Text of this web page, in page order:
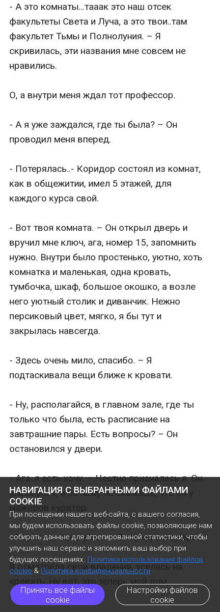
НАВИГАЦИЯ С ВЫБРАННЫМИ ФАЙЛАМИ
COOKIE
При посещении нашего веб-сайта, с вашего согласия,
мы будем использовать файлы cookie, позволяющие нам
собирать данные для агрегированной статистики, чтобы
улучшить наш сервис и запомнить ваш выбор при
будущих посещениях. Политика использования файлов
cookie & Политика конфиденциальности
Принять все файлы
cookie
Настройки файлов
cookie
- А это комнаты...тааак это наш отсек
факультеты Света и Луча, а это твои..там
факультет Тьмы и Полнолуния. – Я
скривилась, эти названия мне совсем не
нравились.
О, а внутри меня ждал тот профессор.
- А я уже заждался, где ты была? – Он
проводил меня вперед.
- Потерялась..- Коридор состоял из комнат,
как в общежитии, имел 5 этажей, для
каждого курса свой.
- Вот твоя комната. – Он открыл дверь и
вручил мне ключ, ага, номер 15, запомнить
нужно. Внутри было простенько, уютно, хоть
комнатка и маленькая, одна кровать,
тумбочка, шкаф, большое окошко, а возле
него уютный столик и диванчик. Нежно
персиковый цвет, мягко, я бы тут и
закрылась навсегда.
- Здесь очень мило, спасибо. – Я
подтаскивала вещи ближе к кровати.
- Ну, располагайся, в главном зале, где ты
только что была, есть расписание на
завтрашние пары. Есть вопросы? – Он
остановился у двери.
- Ага..я есть хочу. – Честно призналась я. Он
улыбнулся, а по нему не скажешь, что он у
мажоров куратор.
- Через полчаса ужин. – Он прикрыл дверь.
Я осмотрела свои владения, уселась на
кровать..Ну вот, это теперь мой дом,
привыкай Миша..